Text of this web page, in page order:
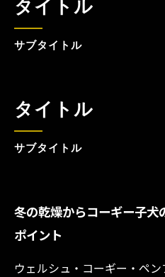
タイトル
サブタイトル
タイトル
サブタイトル
冬の乾燥からコーギー子
ポイント
ウェルシュ・コーギー・ペ